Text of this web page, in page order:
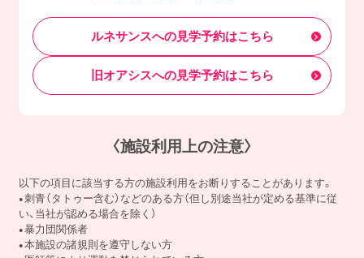
ルネサンスへの見学予約はこちら
旧オアシスへの見学予約はこちら
〈施設利用上の注意〉
以下の項目に該当する方の施設利用をお断りすることがあります。
刺青（タトゥー含む）などのある方（但し別途当社が定める基準に従
い、当社が認める場合を除く）
暴力団関係者
本施設の諸規則を遵守しない方